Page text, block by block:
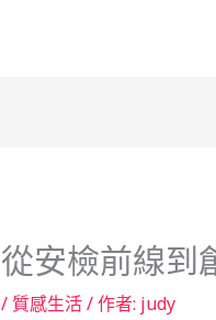
從安檢前線到
/ 質感生活/ 作者: judy